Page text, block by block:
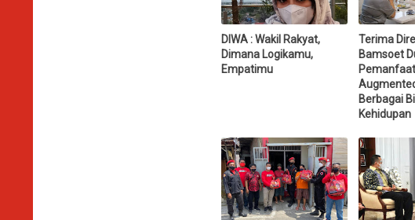
DIWA : Wakil Rakyat,
Dimana Logikamu,
Empatimu
Terima
Bamsoet
Berbagai
Kehidupan